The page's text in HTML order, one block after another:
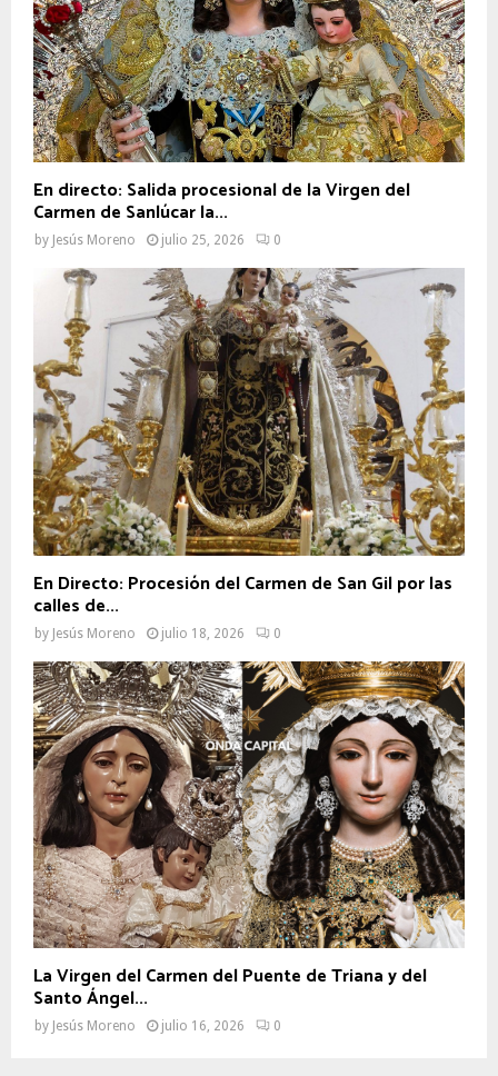
En directo: Salida procesional de la Virgen del
Carmen de Sanlúcar la...
by Jesús Moreno julio 25, 2026 0
En Directo: Procesión del Carmen de San Gil por las
calles de...
by Jesús Moreno julio 18, 2026 0
La Virgen del Carmen del Puente de Triana y del
Santo Ángel...
by Jesús Moreno julio 16, 2026 0